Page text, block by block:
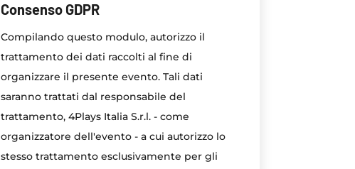
Consenso GDPR
Compilando questo modulo, autorizzo il
trattamento dei dati raccolti al fine di
organizzare il presente evento. Tali dati
saranno trattati dal responsabile del
trattamento, 4Plays Italia S.r.l. - come
organizzatore dell'evento - a cui autorizzo lo
stesso trattamento esclusivamente per gli